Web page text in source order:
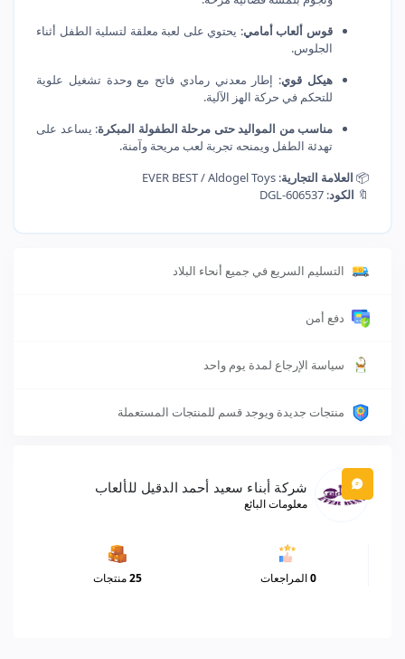
قوس ألعاب أمامي
الجلوس.
هيكل قوي
للتحكم في حركة الهز الآلية.
مناسب من المواليد حتى مرحلة الطفولة المبكرة
تهدئة الطفل ويمنحه تجربة لعب مريحة وآمنة.
📦 العلامة التجارية
🔖 الكود: DGL-606537
التسليم السريع في جميع أنحاء البلاد
دفع أمن
سياسة الإرجاع لمدة يوم واحد
منتجات جديدة ويوجد قسم للمنتجات المستعملة
شركة أبناء سعيد أحمد الدقيل للألعاب
معلومات البائع
0المراجعات 25منتجات